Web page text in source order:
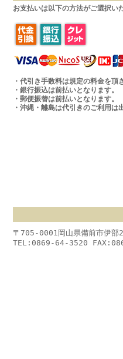
お支払いは以下の方法がご選択い
・代引き手数料は規定の料金を頂
・銀行振込は前払いとなります。
・郵便振替は前払いとなります。
・沖縄・離島は代引きのご利用は
〒705-0001岡山県備前市伊
TEL:0869-64-3520